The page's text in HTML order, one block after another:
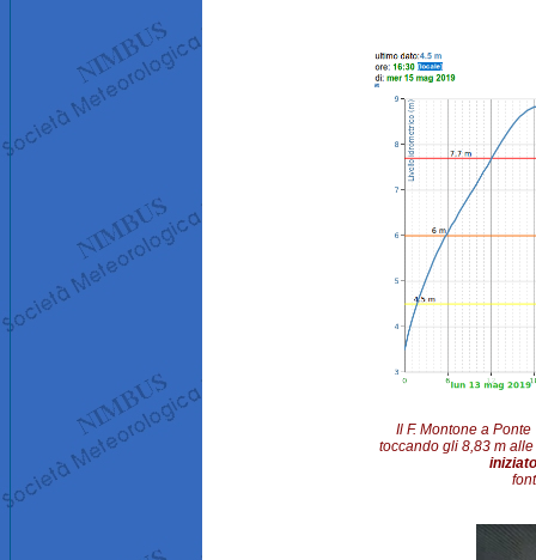
Il F. Montone a
toccando gli 8,83 m